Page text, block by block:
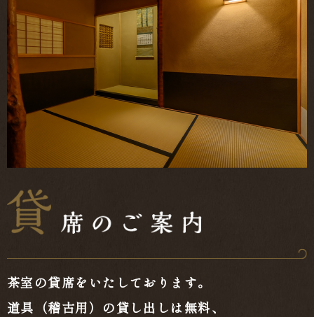
茶室の貸席をいたしております。
道具（稽古用）の貸し出しは無料、